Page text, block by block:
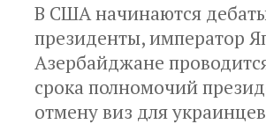
В США начинаются
президенты, император
Азербайджане
срока полномочий
отмену виз для